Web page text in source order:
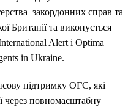
закордонних справ та
Британії та виконується
Alert і Optima
in Ukraine.
підтримку ОГС, які
через повномасштабну